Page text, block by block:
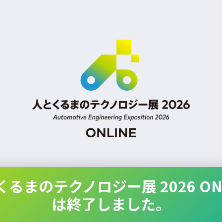
るまのテクノロジー展 2026
は終了しました。